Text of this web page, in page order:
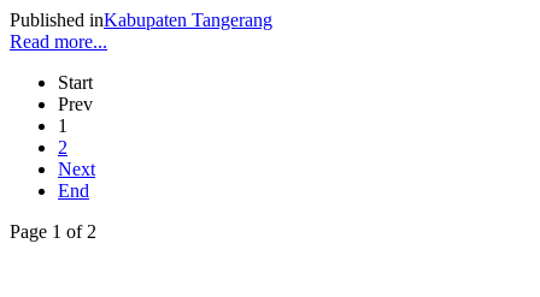
Published inKabupaten Tangerang
Read more...
Start
Prev
1
2
Next
End
Page 1 of 2